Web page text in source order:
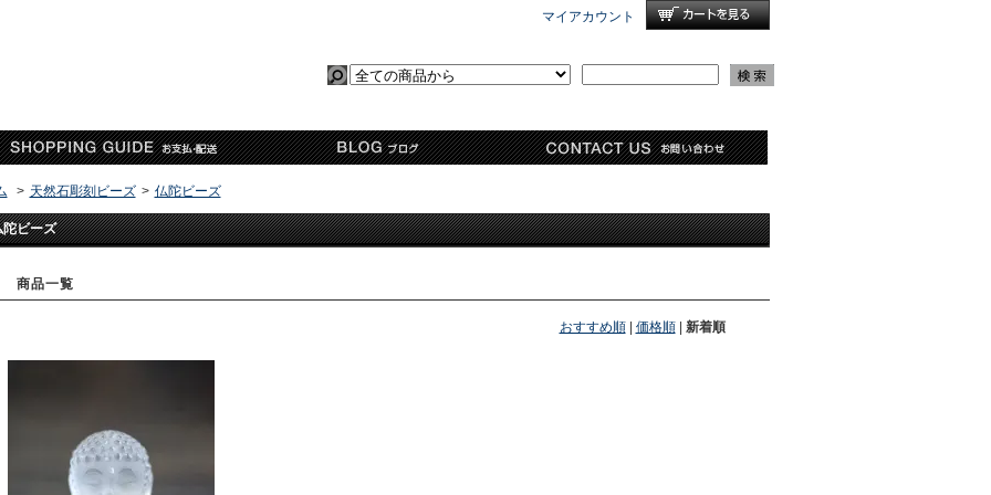
マイアカウント
> 天然石彫刻ビーズ > 仏陀ビーズ
陀ビーズ
商品一覧
おすすめ順| 価格順| 新着順